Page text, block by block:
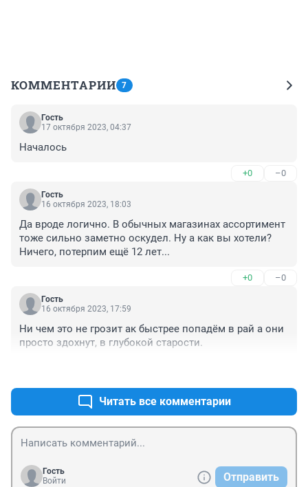
КОММЕНТАРИИ 7
Гость
17 октября 2023, 04:37
Началось
+0 –0
Гость
16 октября 2023, 18:03
Да вроде логично. В обычных магазинах ассортимент
тоже сильно заметно оскудел. Ну а как вы хотели?
Ничего, потерпим ещё 12 лет...
+0 –0
Гость
16 октября 2023, 17:59
Ни чем это не грозит ак быстрее попадём в рай а они
просто здохнут, в глубокой старости.
Читать все комментарии
Гость
Войти
Отправить